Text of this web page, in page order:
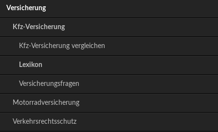
a
i
n
Versicherung
Kfz-Versicherung
Kfz-Versicherung vergleichen
Lexikon
Versicherungsfragen
Motorradversicherung
Verkehrsrechtsschutz